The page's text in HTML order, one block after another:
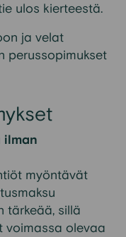
ulos kierteestä.
ja velat
perussopimukset
ilman
myöntävät
tärkeää, sillä
voimassa olevaa